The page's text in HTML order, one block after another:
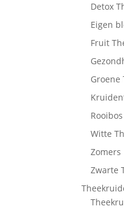
Detox
Eigen
Fruit
Groene
Witte
Zomers
Zwarte